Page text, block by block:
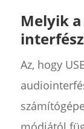
Melyik
Az, hogy